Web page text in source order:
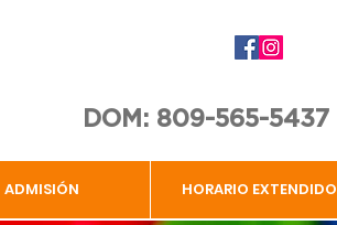
DOM: 809-565-5437
ADMISIÓN HORARIO EXTENDIDO